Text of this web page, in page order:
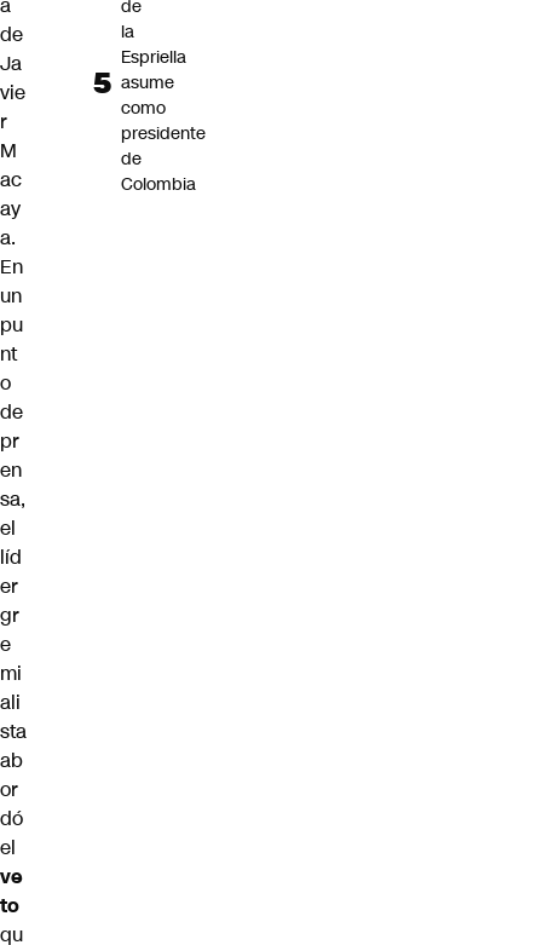
de
Ja
vie
r
M
ac
ay
a.
En
un
pu
nt
o
de
pr
en
sa,
el
líd
er
gr
e
mi
ali
sta
ab
or
dó
el
ve
to
qu
de
la
Espriella
asume
como
presidente
de
Colombia